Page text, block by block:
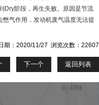
Dry阶段，再生失败。原因是节流
气作用，发动机废气温度无法提
期：2020/11/27 浏览次数：22607
下一个 返回列表